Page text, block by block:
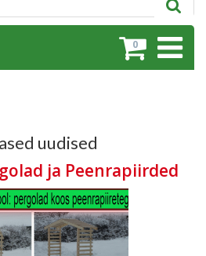
0
uudised
ja Peenrapiirded